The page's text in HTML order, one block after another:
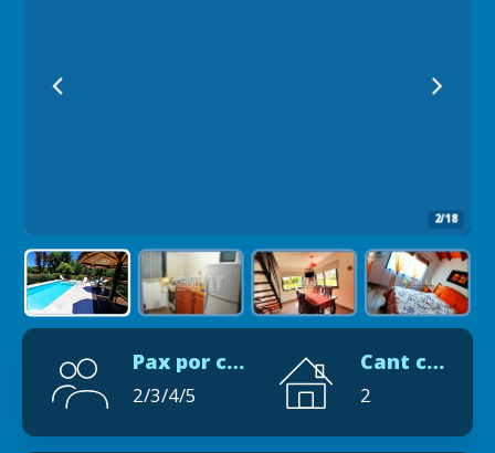
2/18
Pax por cabaña
2/3/4/5
Cant cabañas
2